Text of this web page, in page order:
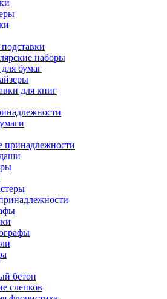
наборы
бумаг
для книг
принадлежности
бетон
слепков